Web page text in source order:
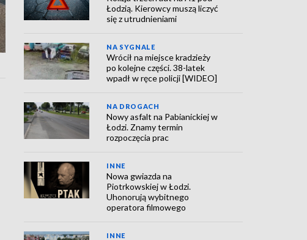
Łodzią. Kierowcy muszą liczyć
się z utrudnieniami
NA SYGNALE
Wrócił na miejsce kradzieży
po kolejne części. 38-latek
wpadł w ręce policji [WIDEO]
NA DROGACH
Nowy asfalt na Pabianickiej w
Łodzi. Znamy termin
rozpoczęcia prac
INNE
Nowa gwiazda na
Piotrkowskiej w Łodzi.
Uhonorują wybitnego
operatora filmowego
INNE